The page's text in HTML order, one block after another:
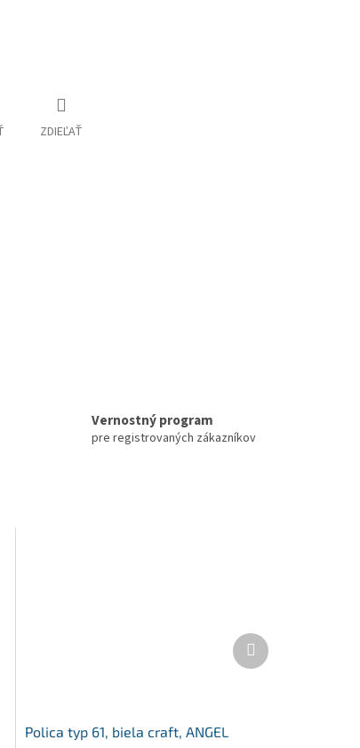
ZDIEĽAŤ
Vernostný program
pre registrovaných zákazníkov
Polica typ 61, biela craft, ANGEL
Ďalší
produkt